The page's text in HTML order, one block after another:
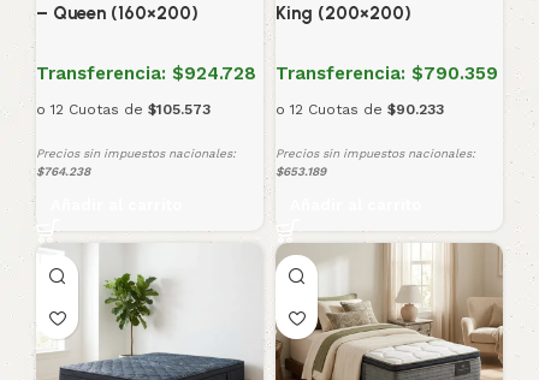
– Queen (160×200)
Transferencia: $924.728
o 12 Cuotas de $105.573
Precios sin impuestos nacionales:
$764.238
King (200×200)
Transferencia: $790.359
o 12 Cuotas de $90.233
Precios sin impuestos nacionales:
$653.189